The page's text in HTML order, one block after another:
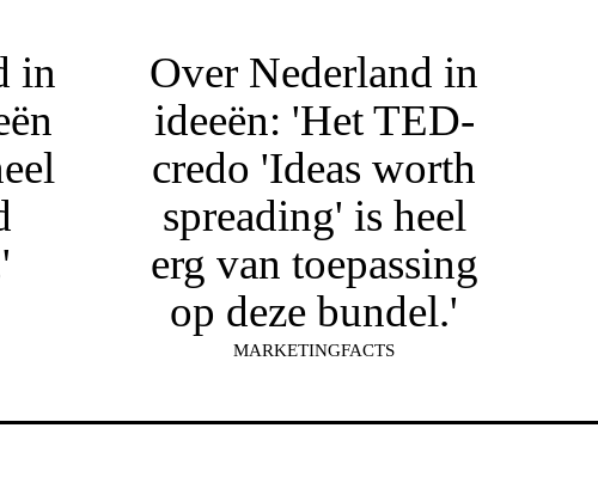
in
Over Nederland in
ideeën: 'Het TED-
credo 'Ideas worth
spreading' is heel
erg van toepassing
op deze bundel.'
MARKETINGFACTS